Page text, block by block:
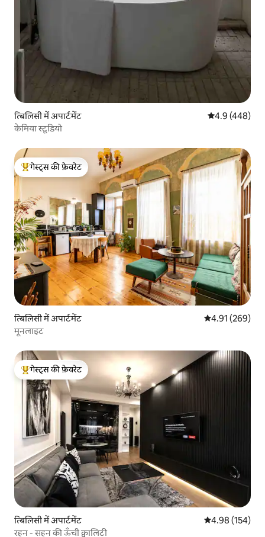
त्बिलिसी में अपार्टमेंट औसत रेटिंग 5 में
4.9 (448)
केमिया स्टूडियो
गेस्ट्स का टॉप फ़ेवरेट
गेस्ट्स की फ़ेवरेट
त्बिलिसी में अपार्टमेंट औसत रेटिंग 5 में से
4.91 (269)
मूनलाइट
गेस्ट्स का टॉप फ़ेवरेट
गेस्ट्स की फ़ेवरेट
त्बिलिसी में अपार्टमेंट औसत रेटिंग 5 में से
4.98 (154)
रहन - सहन की ऊँची क्वालिटी